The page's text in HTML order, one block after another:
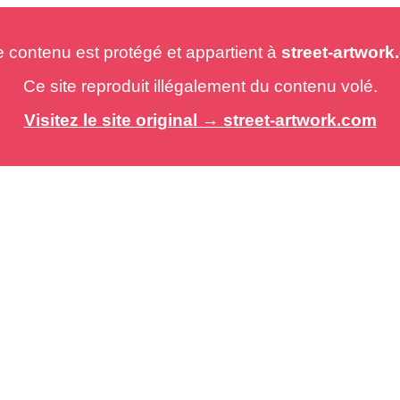
est protégé et appartient à street-
Ce site reproduit illégalement du contenu volé.
Visitez le site original → street-artwork.com